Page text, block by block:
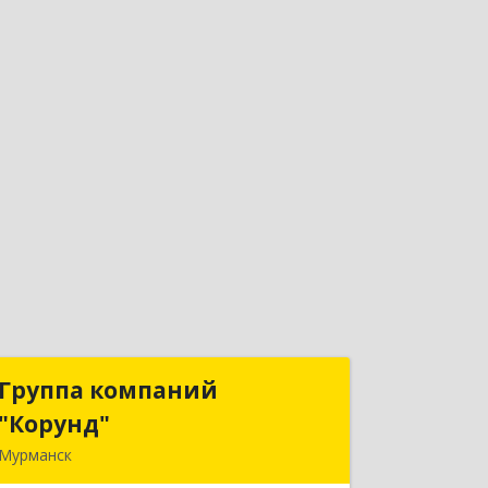
Группа компаний
"Корунд"
Мурманск
Группа компаний